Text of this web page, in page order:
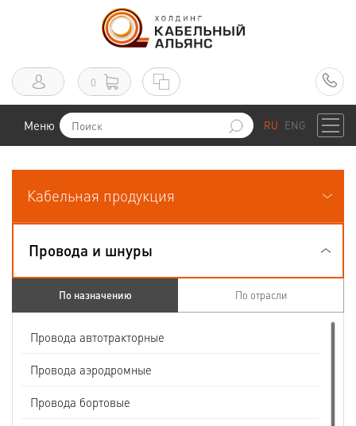
0
Меню RU ENG
Кабельная продукция
Провода и шнуры
По назначению По отрасли
Провода автотракторные
Провода аэродромные
Провода бортовые